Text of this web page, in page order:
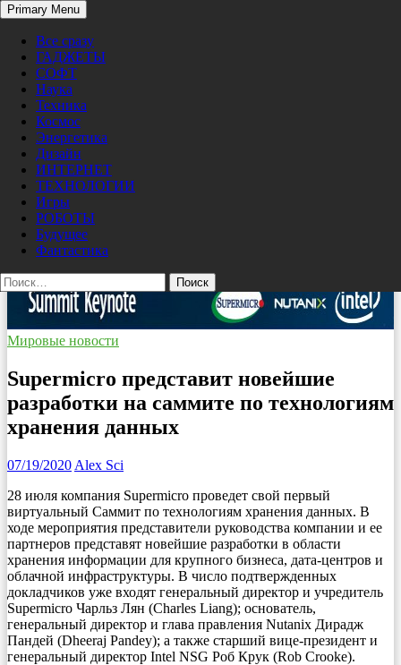
Skip
content
Pro/Hi-Tech
Search
Primary Menu
Все сразу
ГАДЖЕТЫ
СОФТ
Наука
Техника
Космос
Энергетика
Дизайн
ИНТЕРНЕТ
ТЕХНОЛОГИИ
Игры
РОБОТЫ
Будущее
Фантастика
Найти:
Мировые новости
Supermicro представит новейшие
разработки на саммите по технологиям
хранения данных
07/19/2020 Alex Sci
28 июля компания Supermicro проведет свой первый
виртуальный Саммит по технологиям хранения данных. В
ходе мероприятия представители руководства компании и ее
партнеров представят новейшие разработки в области
хранения информации для крупного бизнеса, дата-центров и
облачной инфраструктуры. В число подтвержденных
докладчиков уже входят генеральный директор и учредитель
Supermicro Чарльз Лян (Charles Liang); основатель,
генеральный директор и глава правления Nutanix Дирадж
Пандей (Dheeraj Pandey); а также старший вице-президент и
генеральный директор Intel NSG Роб Крук (Rob Crooke).